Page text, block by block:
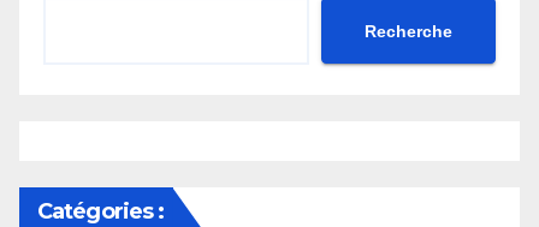
Recherche
Catégories :